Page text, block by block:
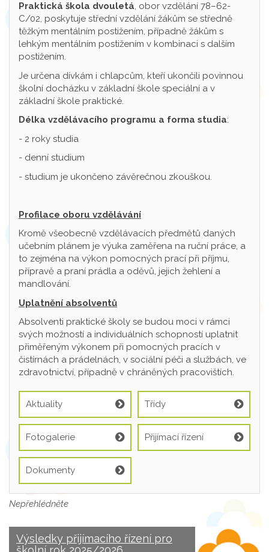
Praktická škola dvouletá, obor vzdělání 78–62-
C/02, poskytuje střední vzdělání žákům se středně
těžkým mentálním postižením, případně žákům s
lehkým mentálním postižením v kombinaci s dalším
postižením.
Je určena dívkám i chlapcům, kteří ukončili povinnou
školní docházku v základní škole speciální a v
základní škole praktické.
Délka vzdělávacího programu a forma studia:
- 2 roky studia
- denní studium
- studium je ukončeno závěrečnou zkouškou.
Profilace oboru vzdělávání
Kromě všeobecně vzdělávacích předmětů daných
učebním plánem je výuka zaměřena na ruční práce, a
to zejména na výkon pomocných prací při příjmu,
přípravě a praní prádla a oděvů, jejich žehlení a
mandlování.
Uplatnění absolventů
Absolventi praktické školy se budou moci v rámci
svých možností a individuálních schopností uplatnit
přiměřeným výkonem při pomocných pracích v
čistírnách a prádelnách, v sociální péči a službách, ve
zdravotnictví, případně v chráněných pracovištích.
Aktuality Třídy
Fotogalerie Přijímací řízení
Dokumenty
Nepřehlédněte
Výsledky přijímacího řízení pro